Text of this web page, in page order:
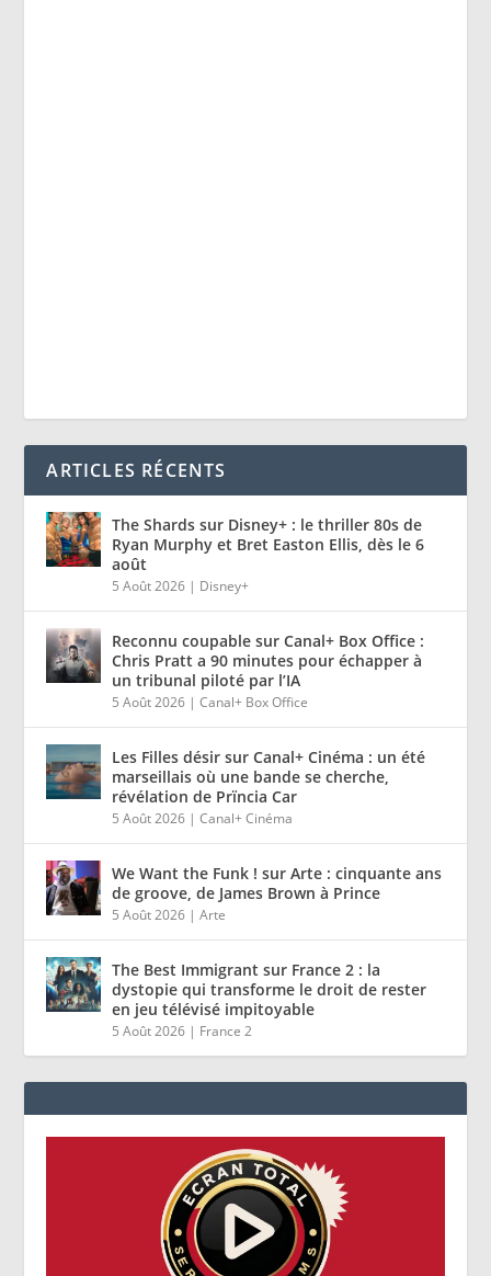
ARTICLES RÉCENTS
The Shards sur Disney+ : le thriller 80s de
Ryan Murphy et Bret Easton Ellis, dès le 6
août
5 Août 2026 | Disney+
Reconnu coupable sur Canal+ Box Office :
Chris Pratt a 90 minutes pour échapper à
un tribunal piloté par l’IA
5 Août 2026 |Canal+ Box Office
Les Filles désir sur Canal+ Cinéma : un été
marseillais où une bande se cherche,
révélation de Prïncia Car
5 Août 2026 |Canal+ Cinéma
We Want the Funk ! sur Arte : cinquante ans
de groove, de James Brown à Prince
5 Août 2026 |Arte
The Best Immigrant sur France 2 : la
dystopie qui transforme le droit de rester
en jeu télévisé impitoyable
5 Août 2026 | France 2